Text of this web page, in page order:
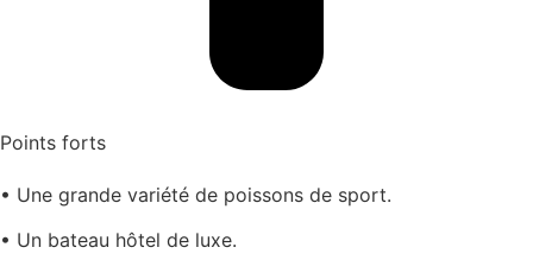
Points forts
• Une grande variété de poissons de sport.
• Un bateau hôtel de luxe.